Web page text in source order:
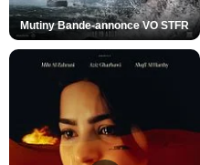
Mutiny Bande-annonce VO STFR